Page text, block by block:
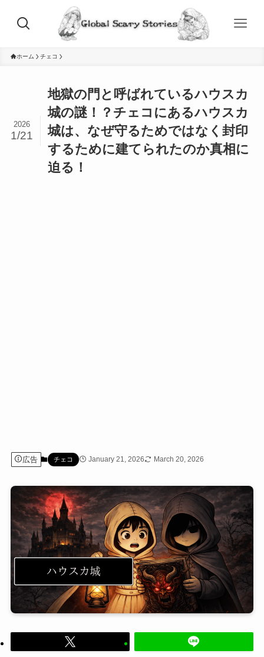
ホーム チェコ
地獄の門と呼ばれているハウスカ
城の謎！？チェコにあるハウスカ
城は、なぜ守るためではなく封印
するために建てられたのか真相に
迫る！
2026
1/21
広告 チェコ January 21, 2026 March 20, 2026